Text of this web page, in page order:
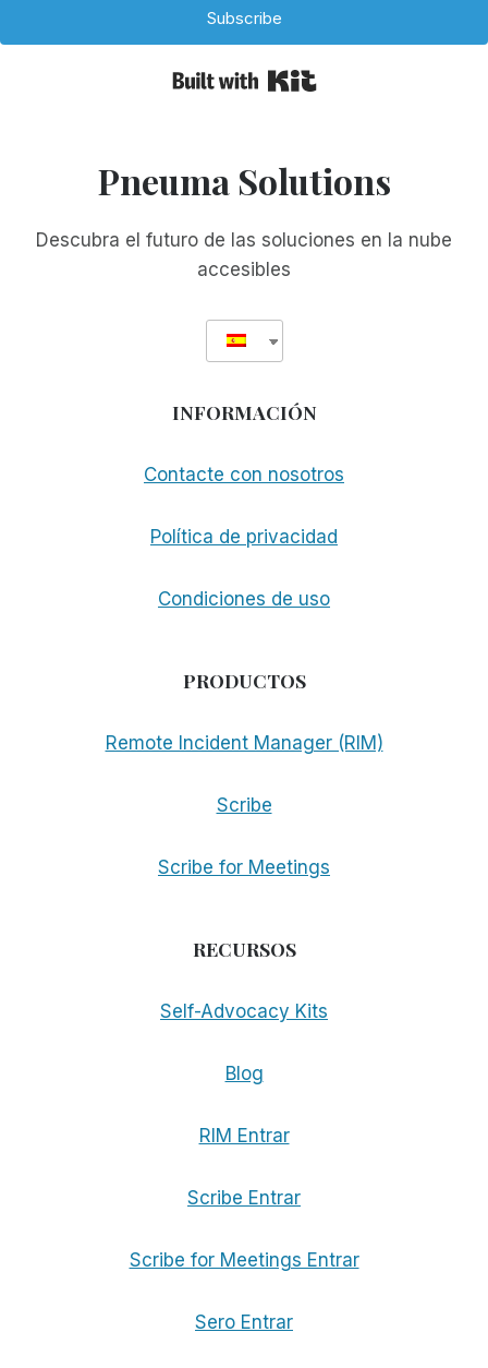
Subscribe
Pneuma Solutions
Descubra el futuro de las soluciones en la nube
accesibles
INFORMACIÓN
Contacte con nosotros
Política de privacidad
Condiciones de uso
PRODUCTOS
Remote Incident Manager (RIM)
Scribe
Scribe for Meetings
RECURSOS
Self-Advocacy Kits
Blog
RIM Entrar
Scribe Entrar
Scribe for Meetings Entrar
Sero Entrar